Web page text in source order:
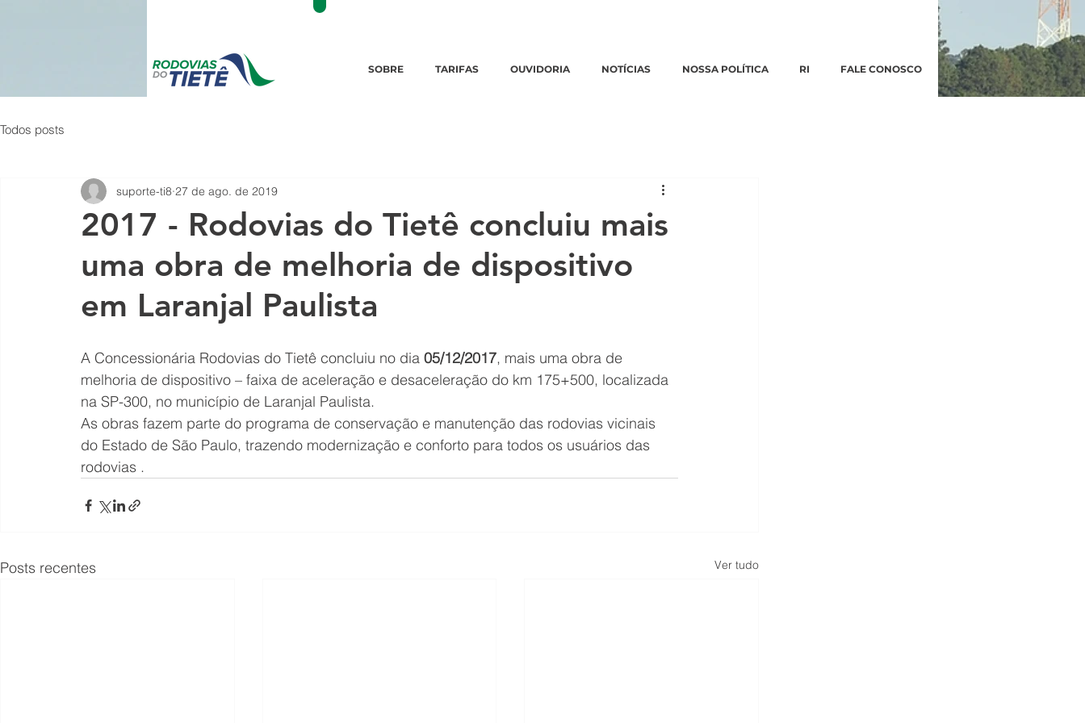
SOBRE TARIFAS OUVIDORIA NOTÍCIAS NOSSA POLÍTICA RI FALE CONOSCO
Todos posts
2017 - Rodovias do Tietê concluiu mais
uma obra de melhoria de dispositivo
em Laranjal Paulista
suporte-ti8 27 de ago. de 2019
A Concessionária Rodovias do Tietê concluiu no dia 05/12/2017, mais uma obra de
melhoria de dispositivo – faixa de aceleração e desaceleração do km 175+500, localizada
na SP-300, no município de Laranjal Paulista.
As obras fazem parte do programa de conservação e manutenção das rodovias vicinais
do Estado de São Paulo, trazendo modernização e conforto para todos os usuários das
rodovias .
Posts recentes Ver tudo